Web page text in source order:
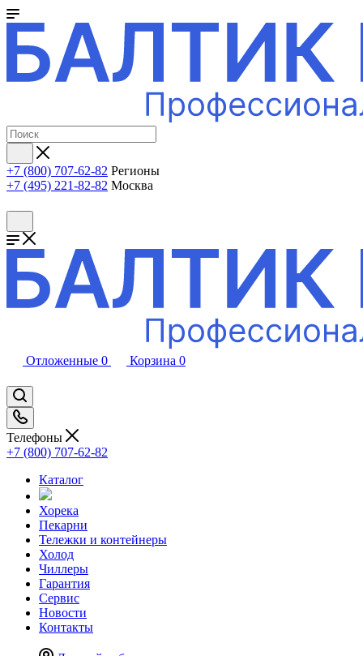
+7 (800) 707-62-82 Регионы
+7 (495) 221-82-82 Москва
Отложенные 0 Корзина 0
Телефоны
+7 (800) 707-62-82
Каталог
Хорека
Пекарни
Тележки и контейнеры
Холод
Чиллеры
Гарантия
Сервис
Новости
Контакты